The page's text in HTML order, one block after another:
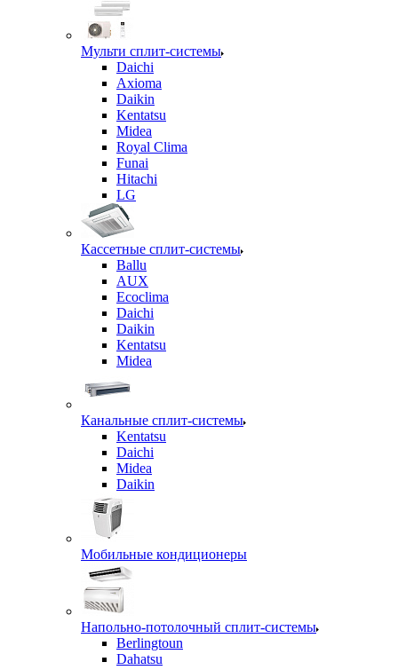
Мульти сплит-системы
Daichi
Axioma
Daikin
Kentatsu
Midea
Royal Clima
Funai
Hitachi
LG
Кассетные сплит-системы
Ballu
AUX
Ecoclima
Daichi
Daikin
Kentatsu
Midea
Канальные сплит-системы
Kentatsu
Daichi
Midea
Daikin
Мобильные кондиционеры
Напольно-потолочный сплит-системы
Berlingtoun
Dahatsu